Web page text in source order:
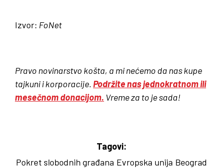
Izvor: FoNet
Pravo novinarstvo košta, a mi nećemo da nas kupe
tajkuni i korporacije. Podržite nas jednokratnom ili
mesečnom donacijom. Vreme za to je sada!
Tagovi:
Pokret slobodnih građana Evropska unija Beograd